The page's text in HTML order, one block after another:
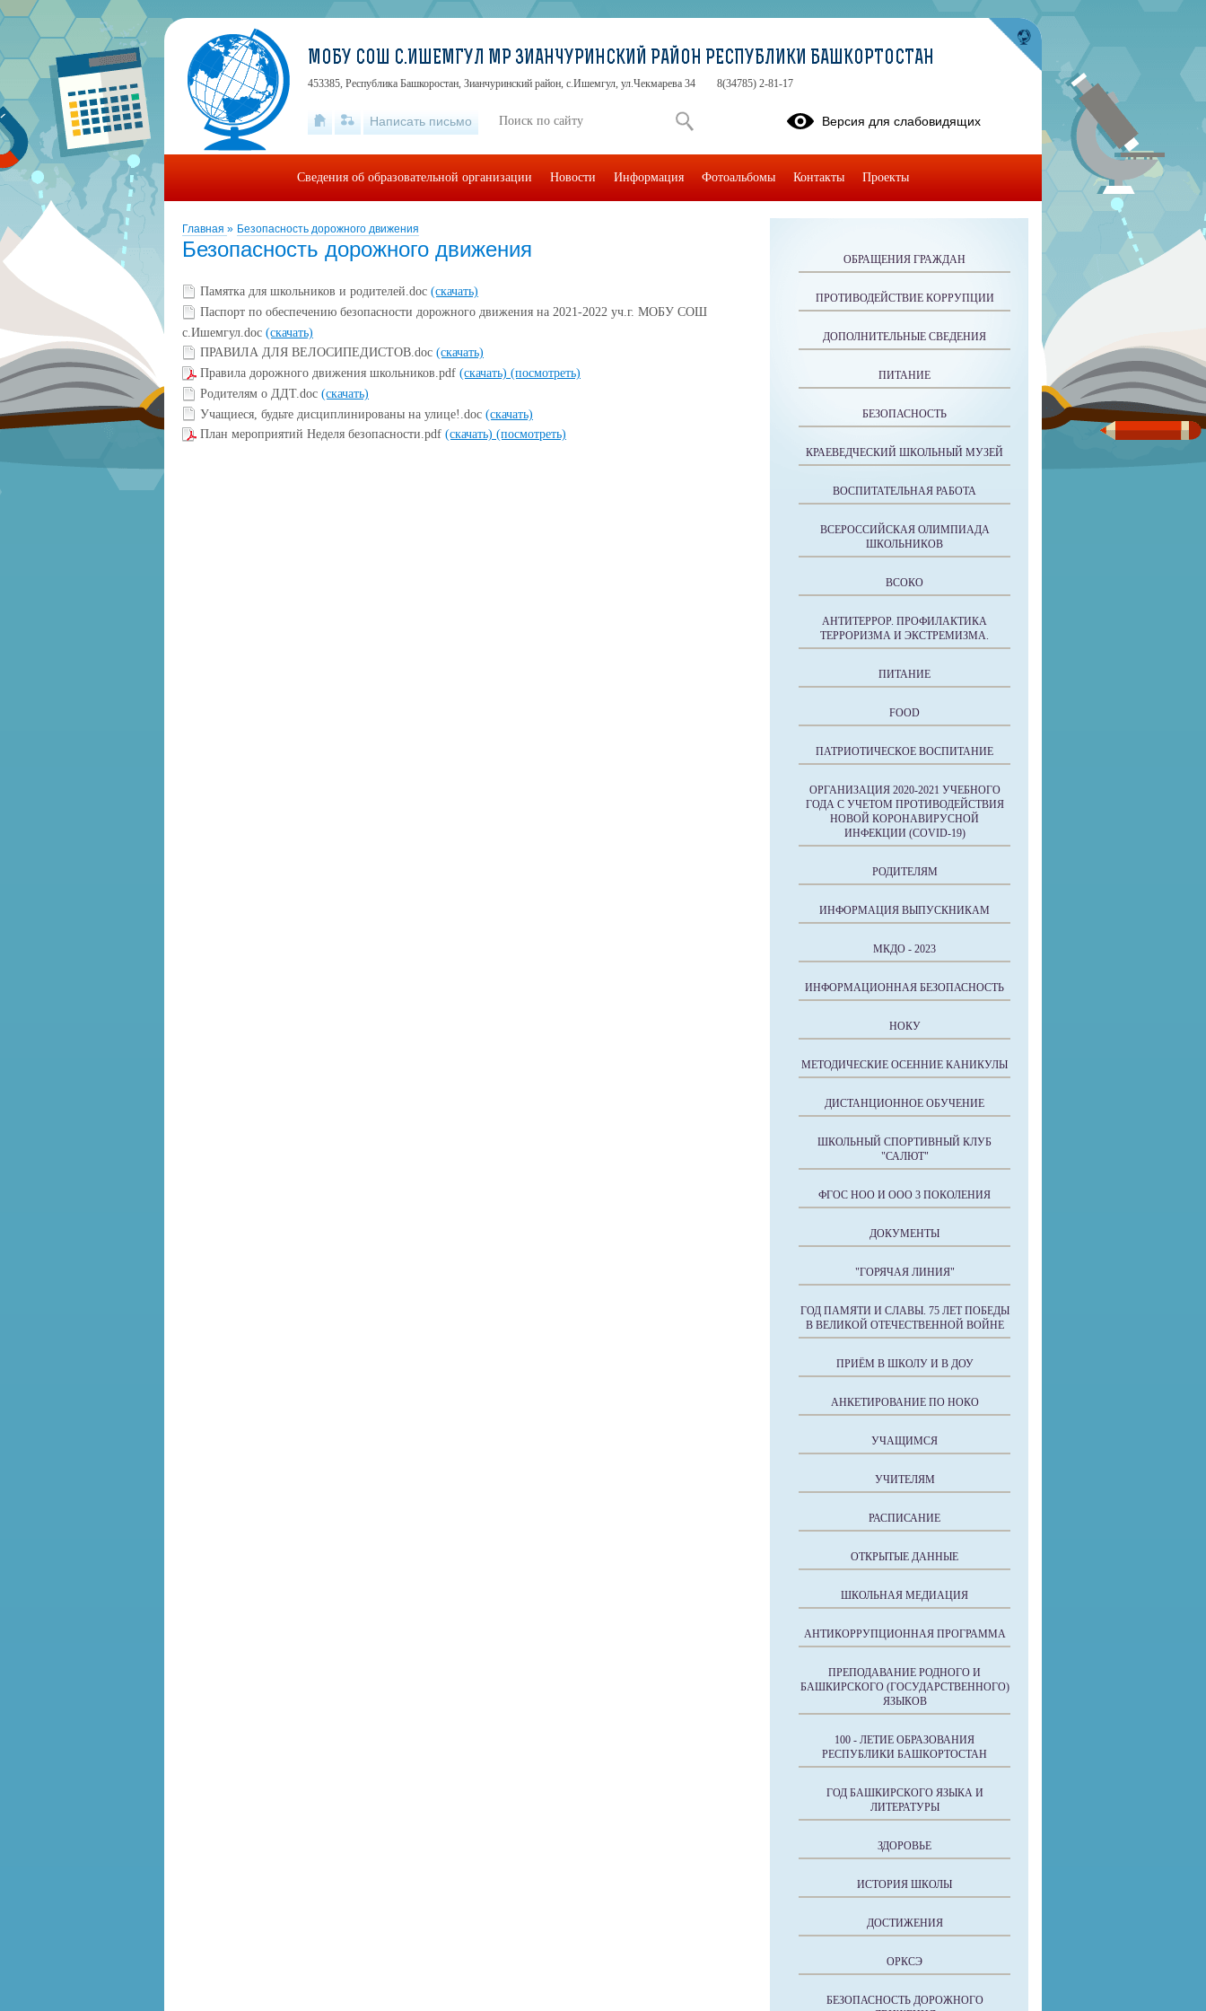
Главная » Безопасность дорожного движения
Безопасность дорожного движения
Памятка для школьников и родителей.doc (скачать)
Паспорт по обеспечению безопасности дорожного движения на 2021-2022 уч.г. МОБУ СОШ
с.Ишемгул.doc (скачать)
ПРАВИЛА ДЛЯ ВЕЛОСИПЕДИСТОВ.doc (скачать)
Правила дорожного движения школьников.pdf (скачать) (посмотреть)
Родителям о ДДТ.doc (скачать)
Учащиеся, будьте дисциплинированы на улице!.doc (скачать)
План мероприятий Неделя безопасности.pdf (скачать) (посмотреть)
ОБРАЩЕНИЯ ГРАЖДАН
ПРОТИВОДЕЙСТВИЕ КОРРУПЦИИ
ДОПОЛНИТЕЛЬНЫЕ СВЕДЕНИЯ
ПИТАНИЕ
БЕЗОПАСНОСТЬ
КРАЕВЕДЧЕСКИЙ ШКОЛЬНЫЙ МУЗЕЙ
ВОСПИТАТЕЛЬНАЯ РАБОТА
ВСЕРОССИЙСКАЯ ОЛИМПИАДА
ШКОЛЬНИКОВ
ВСОКО
АНТИТЕРРОР. ПРОФИЛАКТИКА
ТЕРРОРИЗМА И ЭКСТРЕМИЗМА.
ПИТАНИЕ
FOOD
ПАТРИОТИЧЕСКОЕ ВОСПИТАНИЕ
ОРГАНИЗАЦИЯ 2020-2021 УЧЕБНОГО
ГОДА С УЧЕТОМ ПРОТИВОДЕЙСТВИЯ
НОВОЙ КОРОНАВИРУСНОЙ
ИНФЕКЦИИ (COVID-19)
РОДИТЕЛЯМ
ИНФОРМАЦИЯ ВЫПУСКНИКАМ
МКДО - 2023
ИНФОРМАЦИОННАЯ БЕЗОПАСНОСТЬ
НОКУ
МЕТОДИЧЕСКИЕ ОСЕННИЕ КАНИКУЛЫ
ДИСТАНЦИОННОЕ ОБУЧЕНИЕ
ШКОЛЬНЫЙ СПОРТИВНЫЙ КЛУБ
"САЛЮТ"
ФГОС НОО И ООО 3 ПОКОЛЕНИЯ
ДОКУМЕНТЫ
"ГОРЯЧАЯ ЛИНИЯ"
ГОД ПАМЯТИ И СЛАВЫ. 75 ЛЕТ ПОБЕДЫ
В ВЕЛИКОЙ ОТЕЧЕСТВЕННОЙ ВОЙНЕ
ПРИЁМ В ШКОЛУ И В ДОУ
АНКЕТИРОВАНИЕ ПО НОКО
УЧАЩИМСЯ
УЧИТЕЛЯМ
РАСПИСАНИЕ
ОТКРЫТЫЕ ДАННЫЕ
ШКОЛЬНАЯ МЕДИАЦИЯ
АНТИКОРРУПЦИОННАЯ ПРОГРАММА
ПРЕПОДАВАНИЕ РОДНОГО И
БАШКИРСКОГО (ГОСУДАРСТВЕННОГО)
ЯЗЫКОВ
100 - ЛЕТИЕ ОБРАЗОВАНИЯ
РЕСПУБЛИКИ БАШКОРТОСТАН
ГОД БАШКИРСКОГО ЯЗЫКА И
ЛИТЕРАТУРЫ
ЗДОРОВЬЕ
ИСТОРИЯ ШКОЛЫ
ДОСТИЖЕНИЯ
ОРКСЭ
БЕЗОПАСНОСТЬ ДОРОЖНОГО
МОБУ СОШ С.ИШЕМГУЛ МР ЗИАНЧУРИНСКИЙ РАЙОН РЕСПУБЛИКИ БАШКОРТОСТАН
453385, Республика Башкоростан, Зианчуринский район, с.Ишемгул, ул.Чекмарева 34 8(34785) 2-81-17
Написать письмо Версия для слабовидящих
Сведения об образовательной организации Новости Информация Фотоальбомы Контакты Проекты